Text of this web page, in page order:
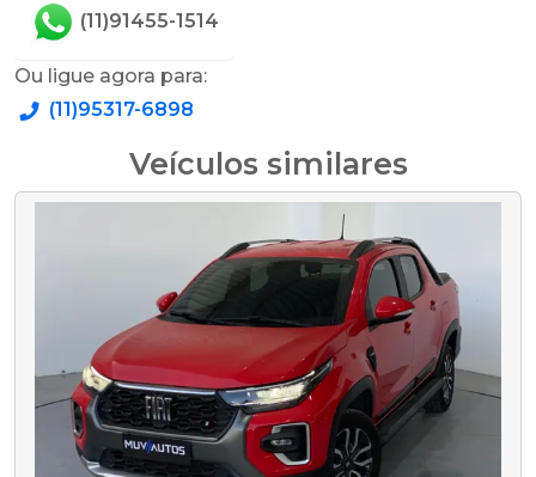
(11)91455-1514
Ou ligue agora para:
(11)95317-6898
Veículos similares